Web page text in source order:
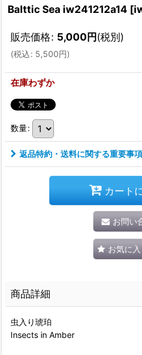
Balttic Sea iw241212a14 [
販売価格: 5,000円(税別)
(税込: 5,500円)
在庫わずか
数量:
返品特約・送料に関する重要事項
カート
お問い
お気に
商品詳細
虫入り琥珀
Insects in Amber